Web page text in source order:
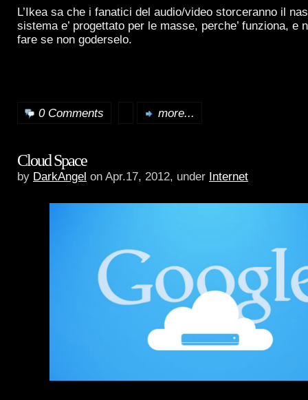
L’Ikea sa che i fanatici del audio/video storceranno il
sistema e’ progettato per le masse, perche’ funziona, e
fare se non goderselo.
0 Comments more...
Cloud Space
by DarkAngel on Apr.17, 2012, under Internet